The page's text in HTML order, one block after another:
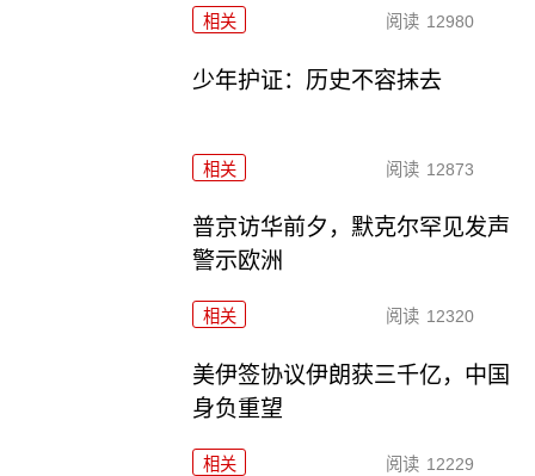
相关 阅读 12980
少年护证：历史不容抹去
相关 阅读 12873
普京访华前夕，默克尔罕见发声
警示欧洲
相关 阅读 12320
美伊签协议伊朗获三千亿，中国
身负重望
相关 阅读 12229